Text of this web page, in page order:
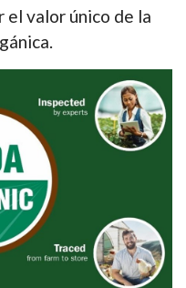
el valor único de la